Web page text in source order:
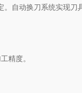
。自动换刀系统实现刀
精度。